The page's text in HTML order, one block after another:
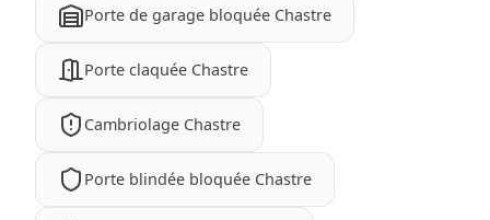
Porte de garage bloquée Chastre
Porte claquée Chastre
Cambriolage Chastre
Porte blindée bloquée Chastre